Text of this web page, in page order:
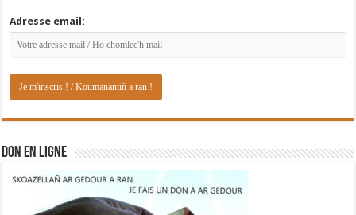
Adresse email:
DON EN LIGNE